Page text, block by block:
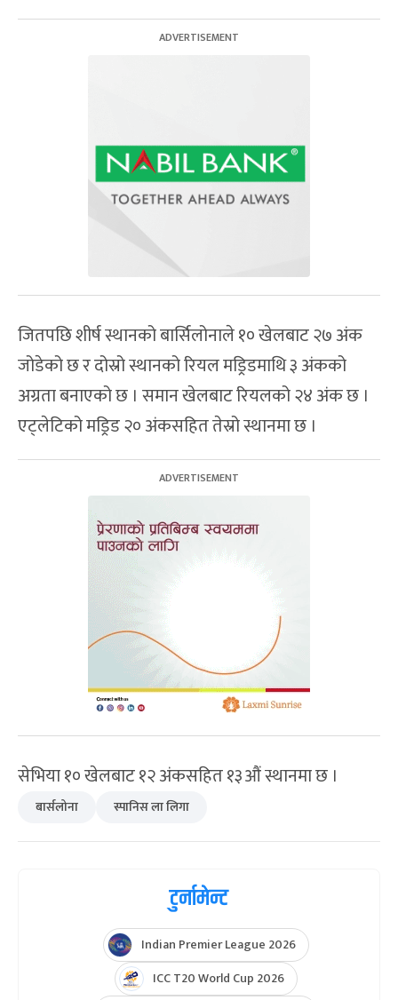
जितपछि शीर्ष स्थानको बार्सिलोनाले १० खेलबाट २७ अंक
जोडेको छ र दोस्रो स्थानको रियल मड्रिडमाथि ३ अंकको
अग्रता बनाएको छ । समान खेलबाट रियलको २४ अंक छ ।
एट्लेटिको मड्रिड २० अंकसहित तेस्रो स्थानमा छ ।
सेभिया १० खेलबाट १२ अंकसहित १३औं स्थानमा छ ।
बार्सलोना स्पानिस ला लिगा
टुर्नामेन्ट
Indian Premier League 2026
ICC T20 World Cup 2026